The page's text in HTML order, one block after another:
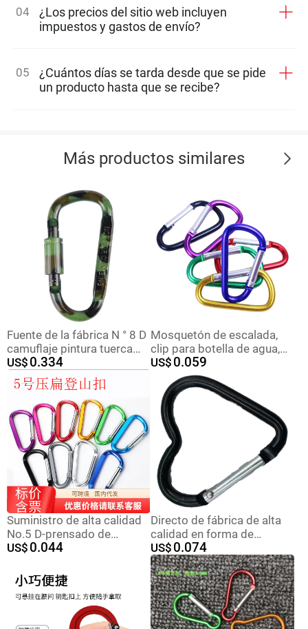
04
¿Los precios del sitio web incluyen
impuestos y gastos de envío?
05
¿Cuántos días se tarda desde que se pide
un producto hasta que se recibe?
Más productos similares
Fuente de la fábrica N ° 8 D
camuflaje pintura tuerca
larga mosquetón táctico
colgando hebilla bolsa
US$ 0.334
Mosquetón de escalada,
clip para botella de agua,
con forma de calabaza con
lazo y hebilla, mosquetón
de escalada de aleación de
aluminio para exteriores,
tamaño 6
US$ 0.059
Suministro de alta calidad
No.5 D-prensado de
aleación de aluminio de
hebilla colgante al aire libre
llavero colgante rápido
US$ 0.044
Directo de fábrica de alta
calidad en forma de
corazón de aleación de
aluminio mosquetón
colgante al aire libre hebilla
colgante rápido llavero de
color en stock
US$ 0.074